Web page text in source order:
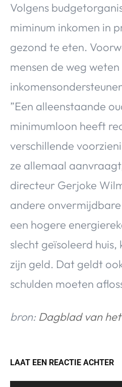
Volgens
miminum inkomen in
gezond te eten.
mensen de weg
”Een alleenstaande
minimumloon heeft
verschillende
ze allemaal
directeur Gerjoke
andere
een hogere
slecht geïsoleerd
zijn geld. Dat geldt
schulden moeten
bron: Dagblad van
LAAT EEN REACTIE ACHTER